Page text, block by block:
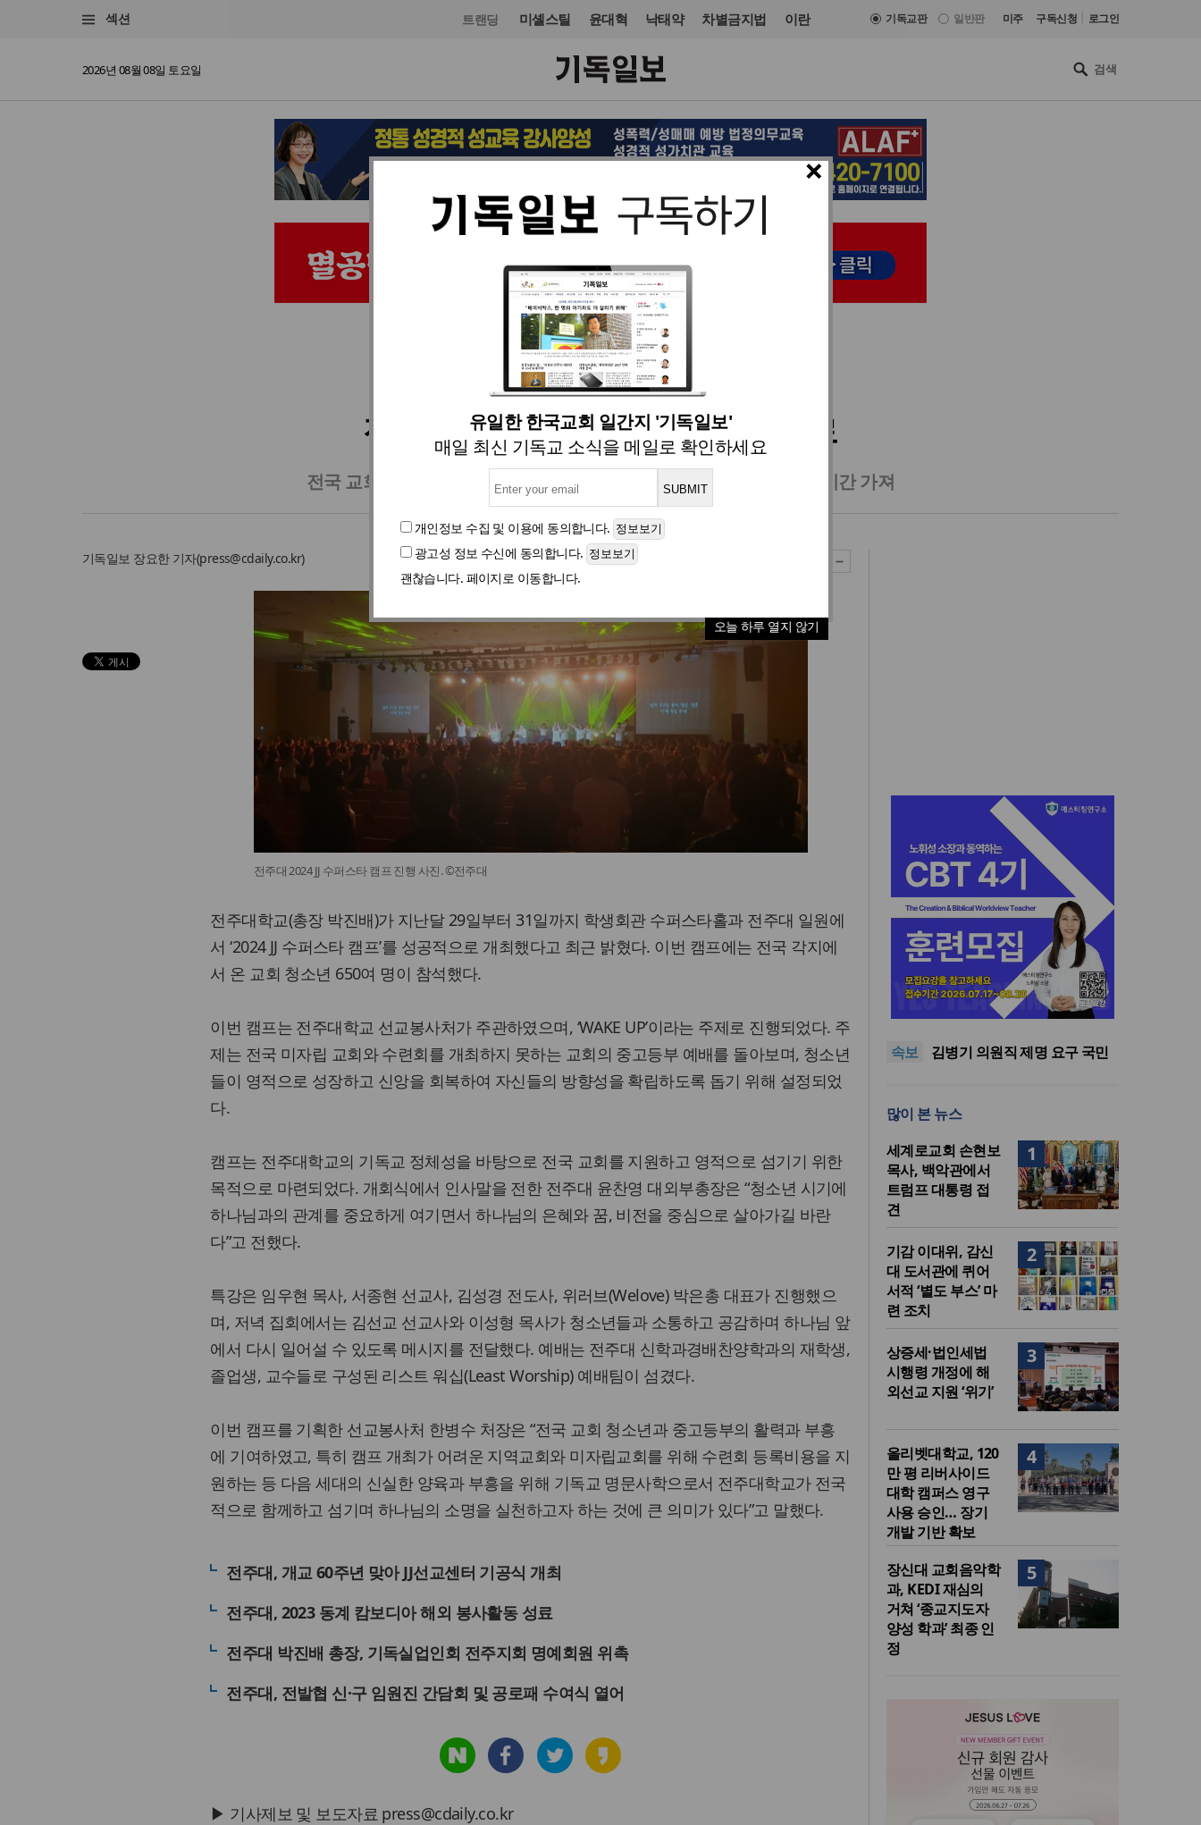
섹션 트랜딩 미셸스틸 윤대혁 낙태약 차별금지법 이란 기독교판 일반판 미주 구독신청 로그인
2026년 08월 08일 토요일
×
유일한 한국교회 일간지 '기독일보'
매일 최신 기독교 소식을 메일로 확인하세요
개인정보 수집 및 이용에 동의합니다.
광고성 정보 수신에 동의합니다.
괜찮습니다. 페이지로 이동합니다.
오늘 하루 열지 않기
목회·신학 신학 입력 2024. 08. 06 15:54
전주대, 2024 JJ 수퍼스타 캠프 성료
전국 교회 청소년 650여 명 참여, 영적 성장과 신앙 회복 위한 뜻깊은 시간 가져
기독일보 장요한 기자(press@cdaily.co.kr)
전주대 2024 JJ 수퍼스타 캠프 진행 사진. ©전주대
전주대학교(총장 박진배)가 지난달 29일부터 31일까지 학생회관 수퍼스타홀과 전주대 일원에
서 ‘2024 JJ 수퍼스타 캠프’를 성공적으로 개최했다고 최근 밝혔다. 이번 캠프에는 전국 각지에
서 온 교회 청소년 650여 명이 참석했다.
이번 캠프는 전주대학교 선교봉사처가 주관하였으며, ‘WAKE UP’이라는 주제로 진행되었다. 주
제는 전국 미자립 교회와 수련회를 개최하지 못하는 교회의 중고등부 예배를 돌아보며, 청소년
들이 영적으로 성장하고 신앙을 회복하여 자신들의 방향성을 확립하도록 돕기 위해 설정되었
다.
캠프는 전주대학교의 기독교 정체성을 바탕으로 전국 교회를 지원하고 영적으로 섬기기 위한
목적으로 마련되었다. 개회식에서 인사말을 전한 전주대 윤찬영 대외부총장은 “청소년 시기에
하나님과의 관계를 중요하게 여기면서 하나님의 은혜와 꿈, 비전을 중심으로 살아가길 바란
다”고 전했다.
특강은 임우현 목사, 서종현 선교사, 김성경 전도사, 위러브(Welove) 박은총 대표가 진행했으
며, 저녁 집회에서는 김선교 선교사와 이성형 목사가 청소년들과 소통하고 공감하며 하나님 앞
에서 다시 일어설 수 있도록 메시지를 전달했다. 예배는 전주대 신학과경배찬양학과의 재학생,
졸업생, 교수들로 구성된 리스트 워십(Least Worship) 예배팀이 섬겼다.
이번 캠프를 기획한 선교봉사처 한병수 처장은 “전국 교회 청소년과 중고등부의 활력과 부흥
에 기여하였고, 특히 캠프 개최가 어려운 지역교회와 미자립교회를 위해 수련회 등록비용을 지
원하는 등 다음 세대의 신실한 양육과 부흥을 위해 기독교 명문사학으로서 전주대학교가 전국
적으로 함께하고 섬기며 하나님의 소명을 실천하고자 하는 것에 큰 의미가 있다”고 말했다.
전주대, 개교 60주년 맞아 JJ선교센터 기공식 개최
전주대, 2023 동계 캄보디아 해외 봉사활동 성료
전주대 박진배 총장, 기독실업인회 전주지회 명예회원 위촉
전주대, 전발협 신·구 임원진 간담회 및 공로패 수여식 열어
▶ 기사제보 및 보도자료 press@cdaily.co.kr
속보
기감 이대위, 감신대 도서관에
퀴어서적 ‘별도 부스’ 마련 조치
2026년 상반기 탈북민 입국 63
소
라’ 일부 활동 중단… “중대한 사
김병기 의원직 제명 요구 국민
위한 국가적 자산”
퀴어서적 ‘별도 부스’ 마련 조치
2026년 상반기 탈북민 입국 63
명… 전년 동기 대비 34.4% 감
소
많이 본 뉴스
1
세계로교회 손현보
목사, 백악관에서
트럼프 대통령 접
견
2
기감 이대위, 감신
대 도서관에 퀴어
서적 ‘별도 부스’ 마
련 조치
3
상증세·법인세법
시행령 개정에 해
외선교 지원 ‘위기’
4
올리벳대학교, 120
만 평 리버사이드
대학 캠퍼스 영구
사용 승인… 장기
개발 기반 확보
5
장신대 교회음악학
과, KEDI 재심의
거쳐 ‘종교지도자
양성 학과’ 최종 인
정